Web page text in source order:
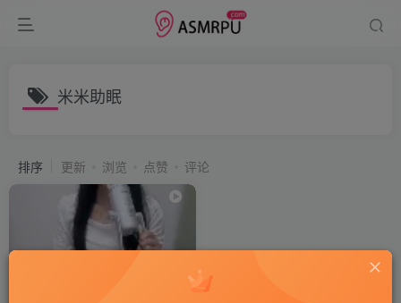
米米助眠
排序 更新 浏览 点赞 评论